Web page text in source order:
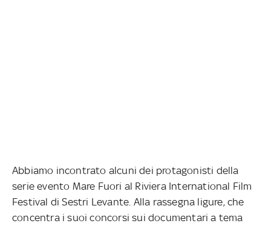
Abbiamo incontrato alcuni dei protagonisti della
serie evento Mare Fuori al Riviera International Film
Festival di Sestri Levante. Alla rassegna ligure, che
concentra i suoi concorsi sui documentari a tema